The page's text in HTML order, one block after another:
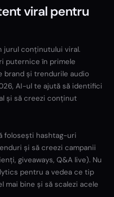
viral pentru
jurul conținutului viral.
puternice în primele
brand și trendurile audio
AI-ul te ajută să identifici
și să creezi conținut
folosești hashtag-uri
și să creezi campanii
giveaways, Q&A live). Nu
pentru a vedea ce tip
bine și să scalezi acele